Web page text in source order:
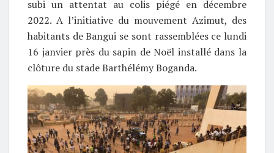
subi un attentat au colis piégé en décembre
2022. A l’initiative du mouvement Azimut, des
habitants de Bangui se sont rassemblées ce lundi
16 janvier près du sapin de Noël installé dans la
clôture du stade Barthélémy Boganda.